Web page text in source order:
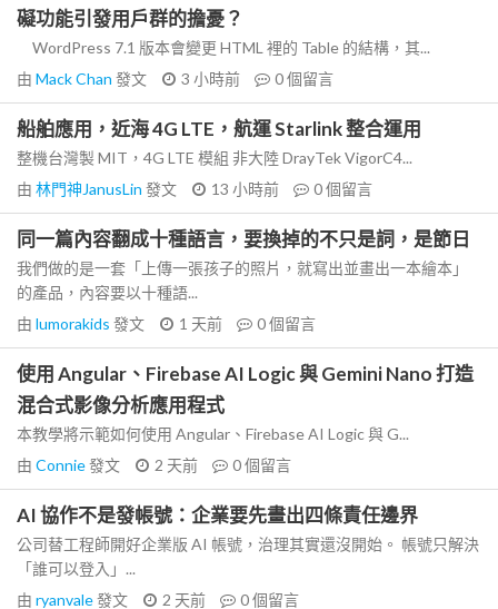
礙功能引發用戶群的擔憂？
WordPress 7.1 版本會變更 HTML 裡的 Table 的結構，其...
由 Mack Chan 發文 3 小時前 0個留言
船舶應用，近海 4G LTE，航運 Starlink 整合運用
整機台灣製 MIT，4G LTE 模組 非大陸 DrayTek VigorC4...
由 林門神JanusLin 發文 13 小時前 0個留言
同一篇內容翻成十種語言，要換掉的不只是詞，是節日
我們做的是一套「上傳一張孩子的照片，就寫出並畫出一本繪本」
的產品，內容要以十種語...
由 lumorakids 發文 1 天前 0個留言
使用 Angular、Firebase AI Logic 與 Gemini Nano 打造
混合式影像分析應用程式
本教學將示範如何使用 Angular、Firebase AI Logic 與 G...
由 Connie發文 2 天前 0個留言
AI 協作不是發帳號：企業要先畫出四條責任邊界
公司替工程師開好企業版 AI 帳號，治理其實還沒開始。 帳號只解決
「誰可以登入」...
由 ryanvale發文 2 天前 0個留言